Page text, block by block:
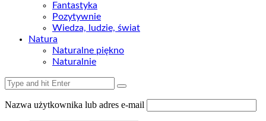
Fantastyka
Pozytywnie
Wiedza, ludzie, świat
Natura
Naturalne piękno
Naturalnie
Nazwa użytkownika lub adres e-mail